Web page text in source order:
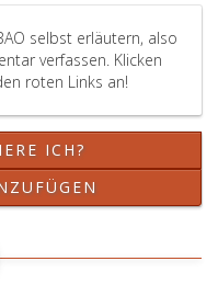
selbst erläutern, also
verfassen. Klicken
roten Links an!
ICH?